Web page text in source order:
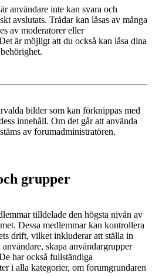
användare inte kan svara och
avslutats. Trådar kan låsas av många
av moderatorer eller
är möjligt att du också kan låsa dina
bilder som kan förknippas med
innehåll. Om det går att använda
av forumadministratören.
grupper
tilldelade den högsta nivån av
Dessa medlemmar kan kontrollera
drift, vilket inkluderar att ställa in
skapa användargrupper
har också fullständiga
i alla kategorier, om forumgrundaren